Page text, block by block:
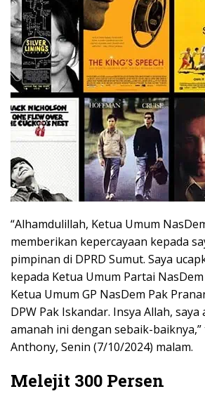
“Alhamdulillah, Ketua Umum
memberikan kepercayaan kepada
pimpinan di DPRD Sumut. Saya
kepada Ketua Umum Partai
Ketua Umum GP NasDem Pak
DPW Pak Iskandar. Insya Allah,
amanah ini dengan sebaik-
Anthony, Senin (7/10/2024) malam.
Melejit 300 Persen